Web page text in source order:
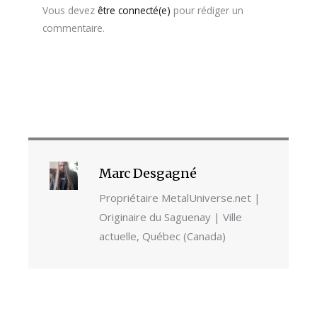
Vous devez être connecté(e) pour rédiger un
commentaire.
Marc Desgagné
Propriétaire MetalUniverse.net |
Originaire du Saguenay | Ville
actuelle, Québec (Canada)